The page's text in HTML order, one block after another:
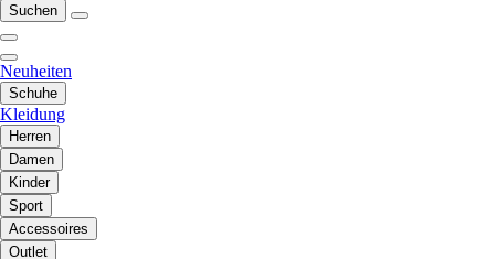
Suchen
Neuheiten
Schuhe
Kleidung
Herren
Damen
Kinder
Sport
Accessoires
Outlet